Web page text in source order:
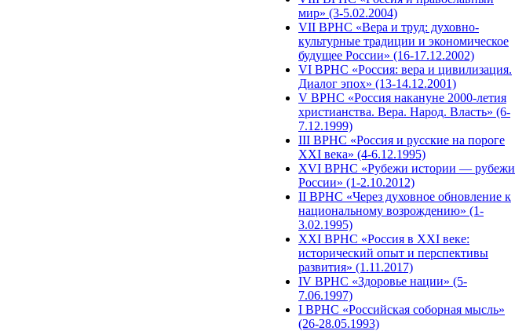
мир» (3-5.02.2004)
VII ВРНС «Вера и труд: духовно-
культурные традиции и экономическое
будущее России» (16-17.12.2002)
VI ВРНС «Россия: вера и цивилизация.
Диалог эпох» (13-14.12.2001)
V ВРНС «Россия накануне 2000-летия
христианства. Вера. Народ. Власть» (6-
7.12.1999)
III ВРНС «Россия и русские на пороге
XXI века» (4-6.12.1995)
XVI ВРНС «Рубежи истории — рубежи
России» (1-2.10.2012)
II ВРНС «Через духовное обновление к
национальному возрождению» (1-
3.02.1995)
XХI ВРНС «Россия в XXI веке:
исторический опыт и перспективы
развития» (1.11.2017)
IV ВРНС «Здоровье нации» (5-
7.06.1997)
I ВРНС «Российская соборная мысль»
(26-28.05.1993)